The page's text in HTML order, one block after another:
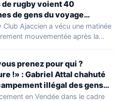
rugby voient 40
de gens du voyage
dans leur stade, ils les
en moins d’1 heure
Club Ajaccien a vécu une matinée
mouvementée après la
prenez pour qui ?
!» : Gabriel Attal chahuté
illégal des gens
en Vendée dans le cadre